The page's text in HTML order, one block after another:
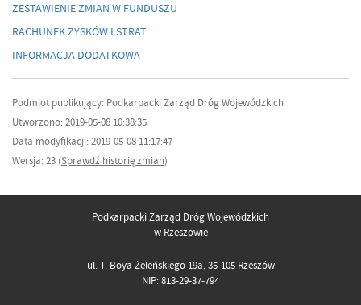
ZESTAWIENIE ZMIAN W FUNDUSZU
RACHUNEK ZYSKÓW I STRAT
INFORMACJA DODATKOWA
Podmiot publikujący: Podkarpacki Zarząd Dróg Wojewódzkich
Utworzono: 2019-05-08 10:38:35
Data modyfikacji: 2019-05-08 11:17:47
Wersja: 23 (Sprawdź historię zmian)
Podkarpacki Zarząd Dróg Wojewódzkich
w Rzeszowie
ul. T. Boya Żeleńskiego 19a, 35-105 Rzeszów
NIP: 813-29-37-794